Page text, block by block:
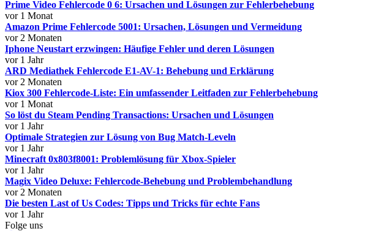
Prime Video Fehlercode 0 6: Ursachen und Lösungen zur Fehlerbehebung
vor 1 Monat
Amazon Prime Fehlercode 5001: Ursachen, Lösungen und Vermeidung
vor 2 Monaten
Iphone Neustart erzwingen: Häufige Fehler und deren Lösungen
vor 1 Jahr
ARD Mediathek Fehlercode E1-AV-1: Behebung und Erklärung
vor 2 Monaten
Kiox 300 Fehlercode-Liste: Ein umfassender Leitfaden zur Fehlerbehebung
vor 1 Monat
So löst du Steam Pending Transactions: Ursachen und Lösungen
vor 1 Jahr
Optimale Strategien zur Lösung von Bug Match-Leveln
vor 1 Jahr
Minecraft 0x803f8001: Problemlösung für Xbox-Spieler
vor 1 Jahr
Magix Video Deluxe: Fehlercode-Behebung und Problembehandlung
vor 2 Monaten
Die besten Last of Us Codes: Tipps und Tricks für echte Fans
vor 1 Jahr
Folge uns